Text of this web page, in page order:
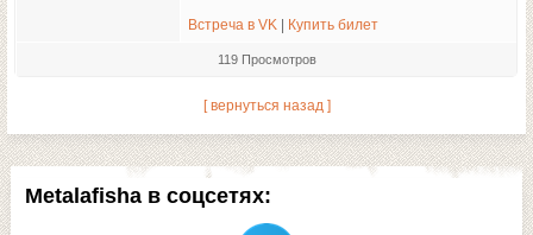
Metalafisha в соцсетях:
Встреча в VK Купить билет
119 Просмотров
[ вернуться назад ]